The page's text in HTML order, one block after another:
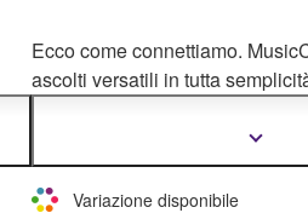
Ecco come connettiamo.
ascolti versatili in tutta
come diffusore surround
sintoamplificatore AV o una
compatibile.
Mostra
Variazione disponibile